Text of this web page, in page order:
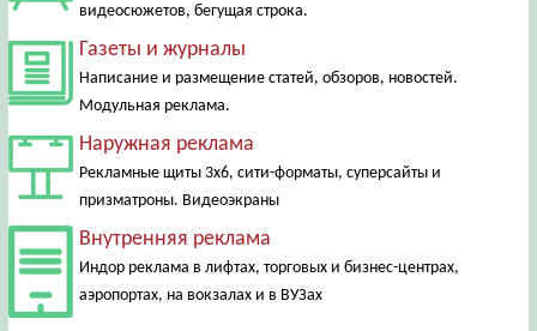
видеосюжетов, бегущая строка.
Газеты и журналы
Написание и размещение статей, обзоров, новостей.
Модульная реклама.
Наружная реклама
Рекламные щиты 3х6, сити-форматы, суперсайты и
призматроны. Видеоэкраны
Внутренняя реклама
Индор реклама в лифтах, торговых и бизнес-центрах,
аэропортах, на вокзалах и в ВУЗах